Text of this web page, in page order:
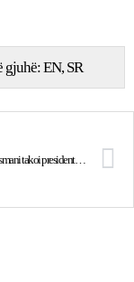
gjuhë:EN SR
Presidentja Osmani takoi presidentin e Zvicrës, Ignazio Cassis